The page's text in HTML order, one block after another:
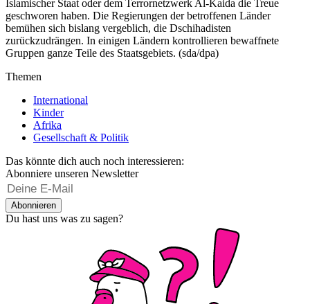
Islamischer Staat oder dem Terrornetzwerk Al-Kaida die Treue
geschworen haben. Die Regierungen der betroffenen Länder
bemühen sich bislang vergeblich, die Dschihadisten
zurückzudrängen. In einigen Ländern kontrollieren bewaffnete
Gruppen ganze Teile des Staatsgebiets. (sda/dpa)
Themen
International
Kinder
Afrika
Gesellschaft & Politik
Das könnte dich auch noch interessieren:
Abonniere unseren Newsletter
Abonnieren
Du hast uns was zu sagen?